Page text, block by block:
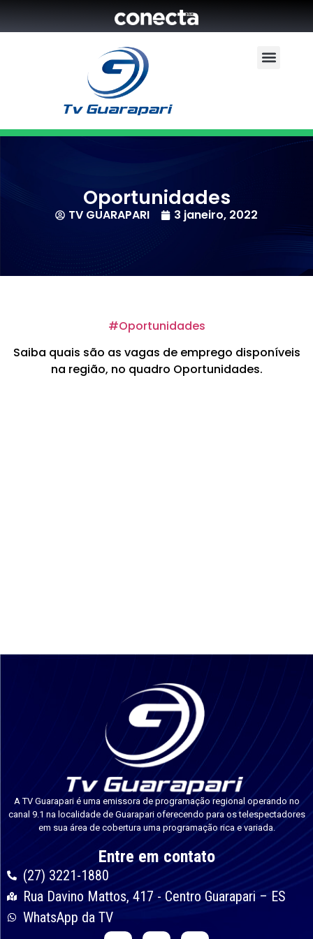
Oportunidades
TV GUARAPARI 3 janeiro, 2022
#Oportunidades
Saiba quais são as vagas de emprego disponíveis
na região, no quadro Oportunidades.
A TV Guarapari é uma emissora de programação regional operando no
canal 9.1 na localidade de Guarapari oferecendo para os telespectadores
em sua área de cobertura uma programação rica e variada.
Entre em contato
(27) 3221-1880
Rua Davino Mattos, 417 - Centro Guarapari – ES
WhatsApp da TV